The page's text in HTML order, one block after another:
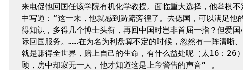
来电促他回国任该学院有机化学教授。面临重大选择，他举棋不
中写道：“这一来，他就感到踌躇旁徨了。去德国，可以满足他
得知识，多得几个博士头衔，再回中国时岂非首屈一指？但爱
际回国服务。……在为名为利盘算不定的时候，忽然有一阵清晰
就是赚得全世界，赔上自己的生命，有什么益处呢（太16：26
顾，房中却寂无一人，他才知道这是上帝警告的声音” 。